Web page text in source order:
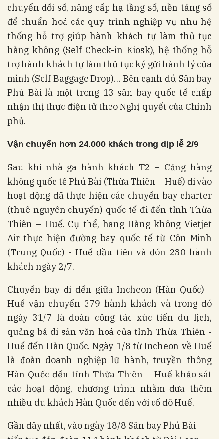
chuyển đổi số, nâng cấp hạ tầng số, nền tảng số
để chuẩn hoá các quy trình nghiệp vụ như hệ
thống hỗ trợ giúp hành khách tự làm thủ tục
hàng không (Self Check-in Kiosk), hệ thống hỗ
trợ hành khách tự làm thủ tục ký gửi hành lý của
mình (Self Baggage Drop)… Bên cạnh đó, Sân bay
Phú Bài là một trong 13 sân bay quốc tế chấp
nhận thị thực điện tử theo Nghị quyết của Chính
phủ.
Vận chuyển hơn 24.000 khách trong dịp lễ 2/9
Sau khi nhà ga hành khách T2 – Cảng hàng
không quốc tế Phú Bài (Thừa Thiên – Huế) đi vào
hoạt động đã thực hiện các chuyến bay charter
(thuê nguyên chuyến) quốc tế đi đến tỉnh Thừa
Thiên – Huế. Cụ thể, hãng Hàng không Vietjet
Air thực hiện đường bay quốc tế từ Côn Minh
(Trung Quốc) - Huế đầu tiên và đón 230 hành
khách ngày 2/7.
Chuyến bay đi đến giữa Incheon (Hàn Quốc) -
Huế vận chuyển 379 hành khách và trong đó
ngày 31/7 là đoàn công tác xúc tiến du lịch,
quảng bá di sản văn hoá của tỉnh Thừa Thiên -
Huế đến Hàn Quốc. Ngày 1/8 từ Incheon về Huế
là đoàn doanh nghiệp lữ hành, truyền thông
Hàn Quốc đến tỉnh Thừa Thiên – Huế khảo sát
các hoạt động, chương trình nhằm đưa thêm
nhiều du khách Hàn Quốc đến với cố đô Huế.
Gần đây nhất, vào ngày 18/8 Sân bay Phú Bài